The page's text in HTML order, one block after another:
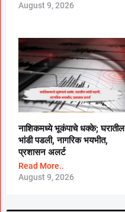
August 9, 2026
नाशिकमध्ये भूकंपाचे धक्के; घरातील
भांडी पडली, नागरिक भयभीत,
प्रशासन अलर्ट
Read More..
August 9, 2026